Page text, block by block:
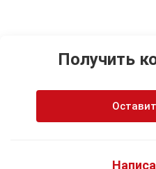
Получить